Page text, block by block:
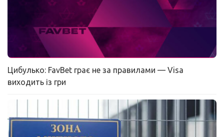
Цибулько: FavBet грає не за правилами — Visa
виходить із гри